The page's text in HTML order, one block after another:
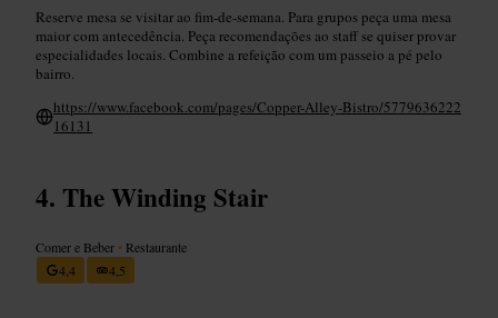
Reserve mesa se visitar ao fim-de-semana. Para grupos peça uma mesa
maior com antecedência. Peça recomendações ao staff se quiser provar
especialidades locais. Combine a refeição com um passeio a pé pelo
bairro.
https://www.facebook.com/pages/Copper-Alley-Bistro/5779636222
16131
The Winding Stair
Comer e Beber • Restaurante
4,4
4,5